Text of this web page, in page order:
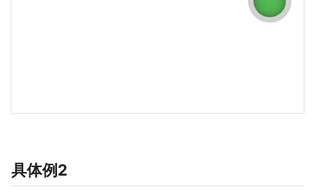
具体例2